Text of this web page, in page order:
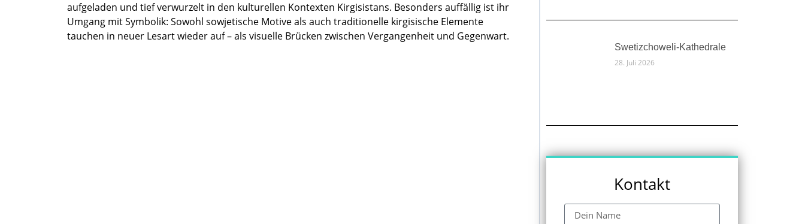
aufgeladen und tief verwurzelt in den kulturellen Kontexten Kirgisistans. Besonders auffällig ist ihr
Umgang mit Symbolik: Sowohl sowjetische Motive als auch traditionelle kirgisische Elemente
tauchen in neuer Lesart wieder auf – als visuelle Brücken zwischen Vergangenheit und Gegenwart.
Swetizchoweli-Kathedrale
28. Juli 2026
Kontakt